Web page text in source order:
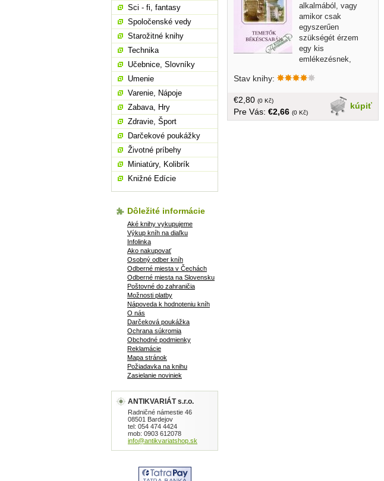
alkalmából, vagy
amikor csak
egyszerűen
szükségét érzem
egy kis
emlékezésnek,
között, gondolataim messze járnak... v
Stav knihy:
kúpiť
€2,80 (0 Kč)
Pre Vás: €2,66 (0 Kč)
Sci - fi, fantasy
Spoločenské vedy
Starožitné knihy
Technika
Učebnice, Slovníky
Umenie
Varenie, Nápoje
Zabava, Hry
Zdravie, Šport
Darčekové poukážky
Životné príbehy
Miniatúry, Kolibrík
Knižné Edície
Dôležité informácie
Aké knihy vykupujeme
Výkup kníh na diaľku
Infolinka
Ako nakupovať
Osobný odber kníh
Odberné miesta v Čechách
Odberné miesta na Slovensku
Poštovné do zahraničia
Možnosti platby
Nápoveda k hodnoteniu kníh
O nás
Darčeková poukážka
Ochrana súkromia
Obchodné podmienky
Reklamácie
Mapa stránok
Požiadavka na knihu
Zasielanie noviniek
ANTIKVARIÁT s.r.o.
Radničné námestie 46
08501 Bardejov
tel: 054 474 4424
mob: 0903 612078
info@antikvariatshop.sk